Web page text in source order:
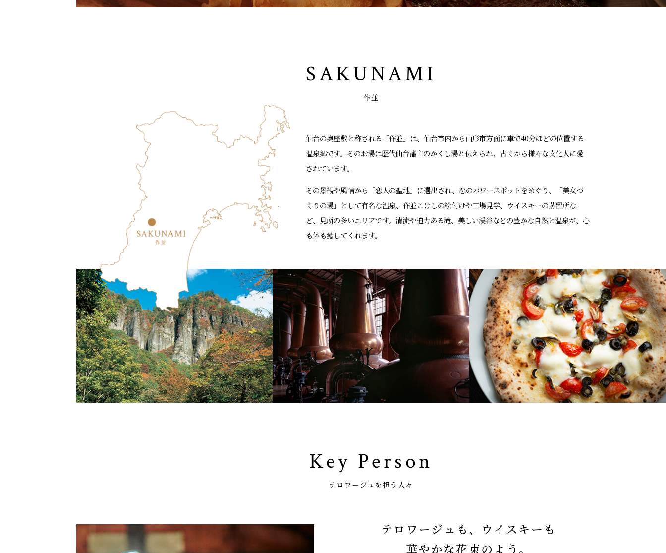
SAKUNAMI
作並
仙台の奥座敷と称される「作並」は、仙台市内から山形市方面に車で40分ほどの位置する
温泉郷です。そのお湯は歴代仙台藩主のかくし湯と伝えられ、古くから様々な文化人に愛
されています。
その景観や風情から「恋人の聖地」に選出され、恋のパワースポットをめぐり、「美女づ
くりの湯」として有名な温泉、作並こけしの絵付けや工場見学、ウイスキーの蒸留所な
ど、見所の多いエリアです。清流や迫力ある滝、美しい渓谷などの豊かな自然と温泉が、心
も体も癒してくれます。
Key Person
テロワージュを担う人々
テロワージュも、ウイスキーも
華やかな花束のよう。